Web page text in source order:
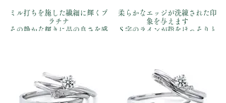
ミル打ちを施した繊細に輝くプ
ラチナ
その静かな輝きに品の良さを感
価格：【婚約指輪 】
Pt900￥170,500
【結婚指輪】Pt900 左:￥110,000
柔らかなエッジが洗練された印
象を与えます
Ｓ字のラインが指をほっそりと
価格：【婚約指輪 】
Pt900￥170,500
【結婚指輪】Pt900 左:￥110,000